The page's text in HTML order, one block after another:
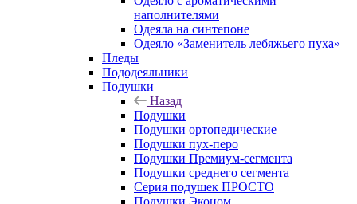
наполнителями
Одеяла на синтепоне
Одеяло «Заменитель лебяжьего пуха»
Пледы
Пододеяльники
Подушки
Назад
Подушки
Подушки ортопедические
Подушки пух-перо
Подушки Премиум-сегмента
Подушки среднего сегмента
Серия подушек ПРОСТО
Подушки Эконом